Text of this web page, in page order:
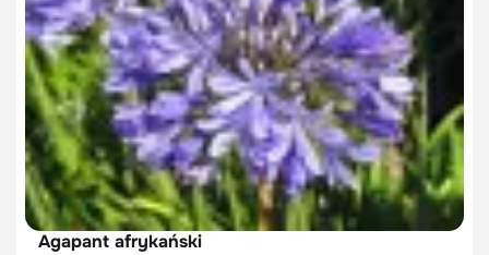
Agapant afrykański